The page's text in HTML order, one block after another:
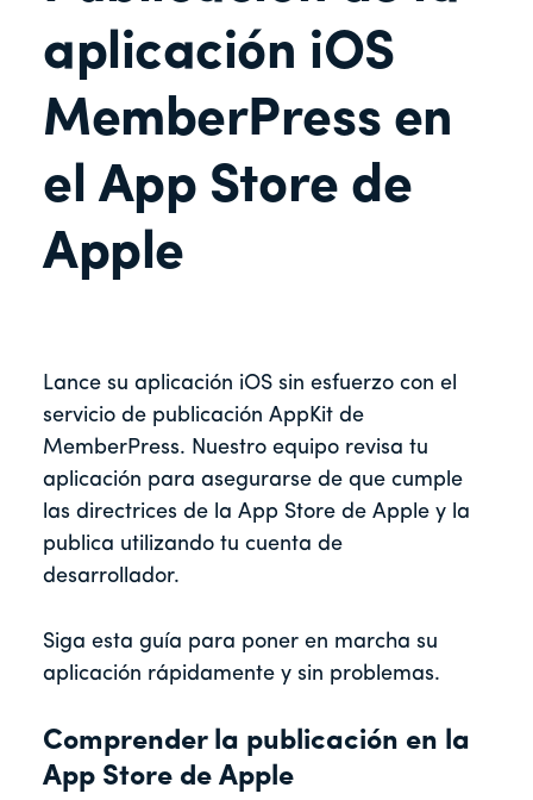
aplicación iOS
MemberPress en
el App Store de
Apple
Lance su aplicación iOS sin esfuerzo con el
servicio de publicación AppKit de
MemberPress. Nuestro equipo revisa tu
aplicación para asegurarse de que cumple
las directrices de la App Store de Apple y la
publica utilizando tu cuenta de
desarrollador.
Siga esta guía para poner en marcha su
aplicación rápidamente y sin problemas.
Comprender la publicación en la
App Store de Apple